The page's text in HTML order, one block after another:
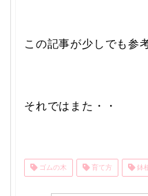
この記事が少しでも参
それではまた・・
ゴムの木 育て方 鉢